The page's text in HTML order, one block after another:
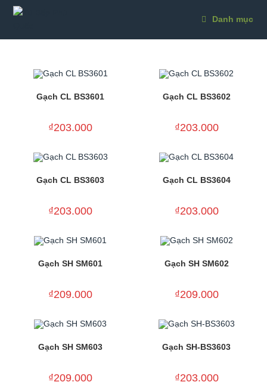
Skip
Danh mục
Gạch CL BS3601
₫203.000
Gạch CL BS3602
₫203.000
Gạch CL BS3603
₫203.000
Gạch CL BS3604
₫203.000
Gạch SH SM601
₫209.000
Gạch SH SM602
₫209.000
Gạch SH SM603
₫209.000
Gạch SH-BS3603
₫203.000